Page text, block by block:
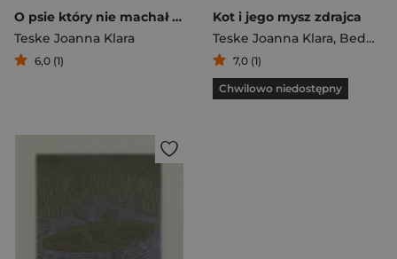
O psie który nie machał ogonem
Teske Joanna Klara
6,0 (1)
Kot i jego mysz zdrajca
Teske Joanna Klara, Bednarski Aleksander
7,0 (1)
Chwilowo niedostępny